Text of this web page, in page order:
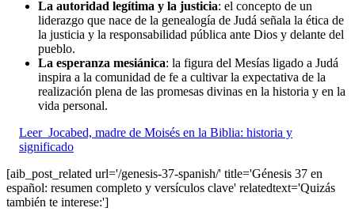
La autoridad legítima y la justicia: el concepto de un
liderazgo que nace de la genealogía de Judá señala la ética de
la justicia y la responsabilidad pública ante Dios y delante del
pueblo.
La esperanza mesiánica: la figura del Mesías ligado a Judá
inspira a la comunidad de fe a cultivar la expectativa de la
realización plena de las promesas divinas en la historia y en la
vida personal.
Leer Jocabed, madre de Moisés en la Biblia: historia y
significado
[aib_post_related url='/genesis-37-spanish/' title='Génesis 37 en
español: resumen completo y versículos clave' relatedtext='Quizás
también te interese:']